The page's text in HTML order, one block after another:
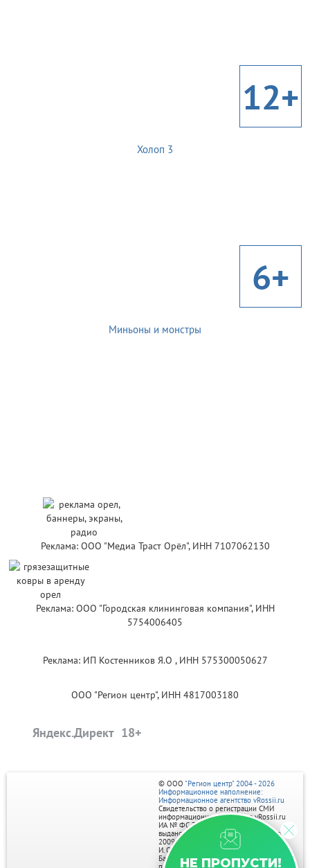
12+
Холоп 3
6+
Миньоны и монстры
Реклама: ООО "Медиа Траст Орёл", ИНН 7107062130
Реклама: ООО "Городская клининговая компания", ИНН
5754006405
Реклама: ИП Костенников Я.О , ИНН 575300050627
ООО "Регион центр", ИНН 4817003180
Яндекс.Директ
НЕ ПРОПУСТИ!
© ООО "Регион центр" 2004 - 2026
Информационное наполнение:
Информационное агентство vRossii.ru
Свидетельство о регистрации СМИ
информационного агентства vRossii.ru
ИА № ФС 77‑35502
выдано РОСКОМНАДЗОРом 04 марта
2009г.
И. О. Главного редактора Нарыков А. Н.
Баннеры на портале размещаются на